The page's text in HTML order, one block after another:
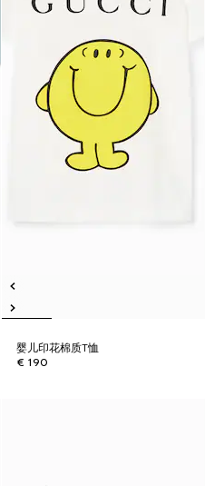
婴儿印花棉质T恤
€ 190